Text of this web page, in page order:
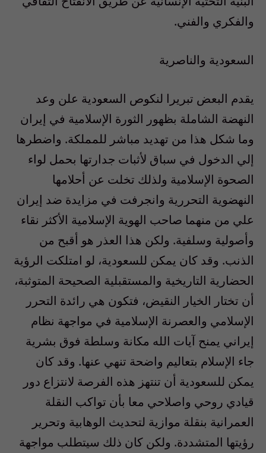
والفكري والفني.
السعودية والناصرية
يقدم البعض تبريرا لنكوص السعودية علن وعد
النهضة الشاملة بظهور الثورة الإسلامية في إيران
وما شكل هذا من تهديد مباشر للمملكة. واضطرها
إلي الدخول في سباق لأثبات جدارتها بحمل لواء
الصحوة الإسلامية ولذلك تخلت عن أحلامها
النهضوية التحررية وانجرفت في مزايدة ضد إيران
علي من منهما صاحب الهوية الإسلامية الأكثر نقاء
وأصولية وسلفية. ولكن هذا العذر هو أقبح من
الذنب. وقد كان يمكن للسعودية، لو امتلكت الرؤية
الحضارية التاريخية والمستقبلية الصحيحة المتوثبة،
أن تختار الخيار النقيض، فتكون هي رائدة التحرر
الإسلامي والعصرنة الإسلامية في مواجهة نظام
إيراني يمنح آيات الله مكانة وسلطة فوق بشرية
جاء الإسلام بتعاليم واضحة تنهي عنها. وقد كان
يمكن للسعودية أن تنتهز هذه الفرصة لانتزاع دور
قيادي روحي واصلاحي معا بأن تواكب النقلة
العمرانية بنقلة موازية لتحديث الوهابية وتحرير
رؤيتها المتشددة. ولكن كان ذلك سيتطلب مواجهة